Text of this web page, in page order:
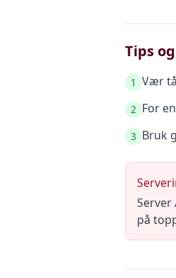
Tips
1 Vær
2 For
3 Bruk
på